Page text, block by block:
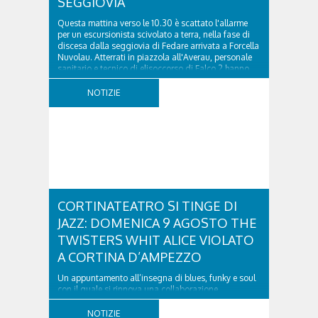
Questa mattina verso le 10.30 è scattato l'allarme
per un escursionista scivolato a terra, nella fase di
discesa dalla seggiovia di Fedare arrivata a Forcella
Nuvolau. Atterrati in piazzola all'Averau, personale
sanitario e tecnico di elisoccorso di Falco 2 hanno
raggiunto il 74enne di Teolo...
NOTIZIE
CORTINATEATRO SI TINGE DI
JAZZ: DOMENICA 9 AGOSTO THE
TWISTERS WHIT ALICE VIOLATO
A CORTINA D’AMPEZZO
Un appuntamento all’insegna di blues, funky e soul
con il quale si rinnova una collaborazione
collaudata, quella con il Dolomiti Blues&Soul
Festival. Domenica 9 agosto alle 18.00 in piazza
NOTIZIE